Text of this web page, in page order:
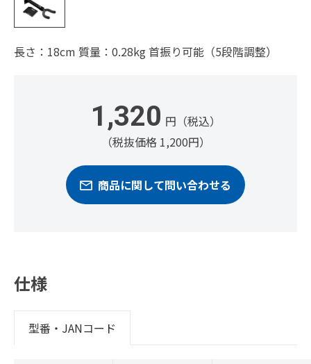
長さ：18cm 質量：0.28kg 首振り可能（5段階調整）
1,320 円（税込）
（税抜価格 1,200円）
商品に関して問い合わせる
仕様
型番・JANコード